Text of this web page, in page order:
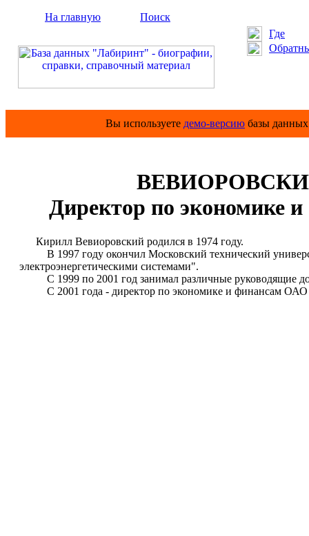
На главную
Поиск
Где
Вы используете демо-версию базы
Директор по экономике
Кирилл Вевиоровский родился в 1974 году.
В 1997 году окончил Московский технический
электроэнергетическими системами".
С 1999 по 2001 год занимал различные руководящие
С 2001 года - директор по экономике и финансам ОАО